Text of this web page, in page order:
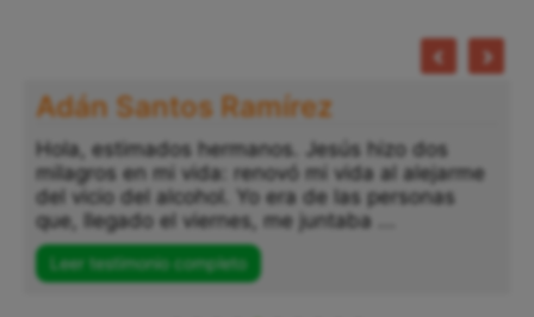
Adán Santos Ramírez
Hola, estimados hermanos. Jesús hizo dos
milagros en mi vida: renovó mi vida al alejarme
del vicio del alcohol. Yo era de las personas
que, llegado el viernes, me juntaba ...
Leer testimonio completo